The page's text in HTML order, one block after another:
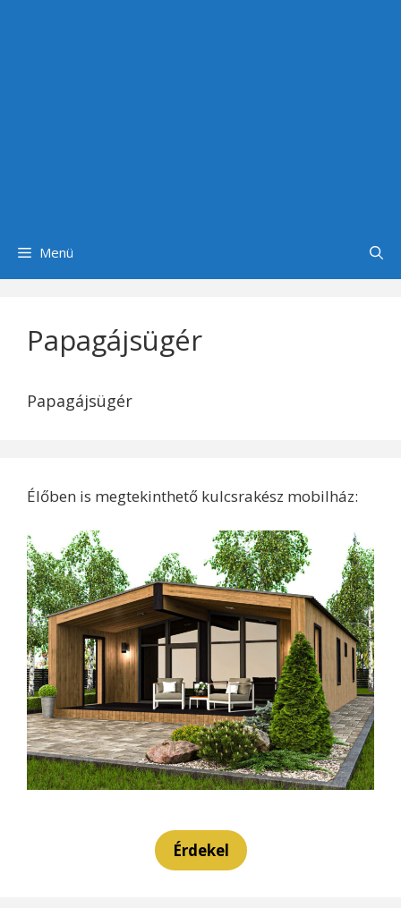
Menü
Papagájsügér
Papagájsügér
Élőben is megtekinthető kulcsrakész mobilház:
Érdekel